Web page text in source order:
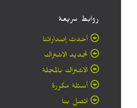
روابط سريعة
أحدث إصداراتنا
تجديد الاشتراك
الاشتراك بالمجلة
أسئلة مكررة
اتصل بنا